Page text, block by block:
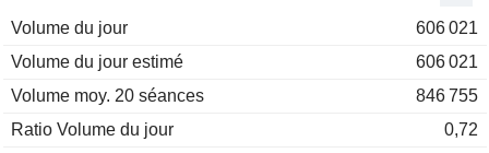
Volume du jour
606 021
Volume du jour estimé
606 021
Volume moy. 20 séances
846 755
Ratio Volume du jour
0,72